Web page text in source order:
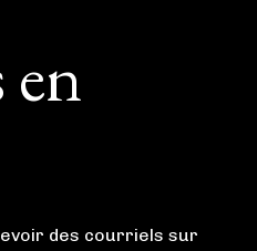
des courriels sur